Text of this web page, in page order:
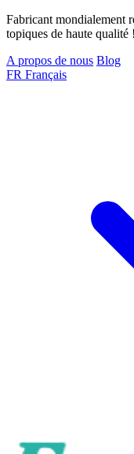
Fabricant mondialement
topiques de haute qualité !
A propos de nous Blog
FR Français